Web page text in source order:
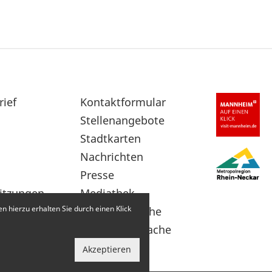
Sekundärnavigation
im
Fußbereich
Kontaktformular
Stellenangebote
Stadtkarten
Nachrichten
Presse
Mediathek
Leichte Sprache
Gebärdensprache
hierzu erhalten Sie durch einen Klick
Akzeptieren